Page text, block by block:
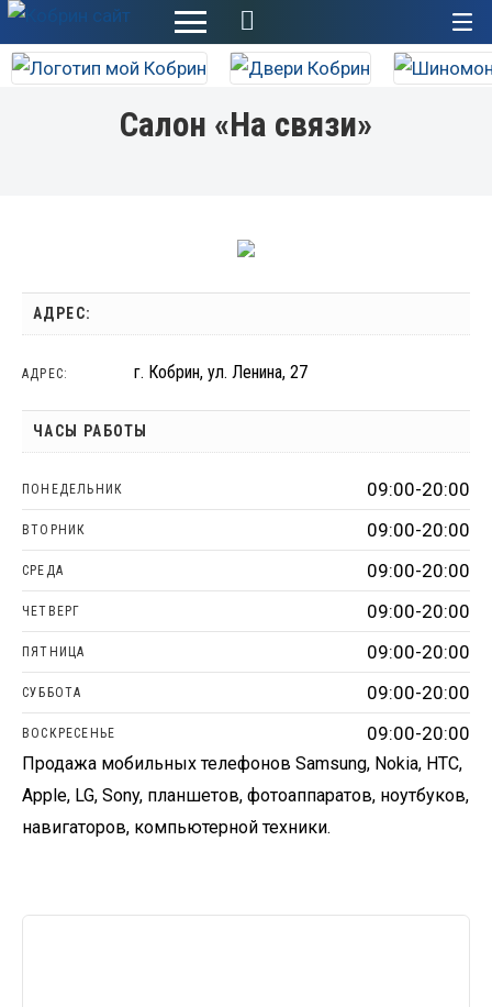
Салон «На связи»
АДРЕС:
АДРЕС: г. Кобрин, ул. Ленина, 27
ЧАСЫ РАБОТЫ
ПОНЕДЕЛЬНИК 09:00-20:00
ВТОРНИК 09:00-20:00
СРЕДА 09:00-20:00
ЧЕТВЕРГ 09:00-20:00
ПЯТНИЦА 09:00-20:00
СУББОТА 09:00-20:00
ВОСКРЕСЕНЬЕ 09:00-20:00
Продажа мобильных телефонов Samsung, Nokia, HTC,
Apple, LG, Sony, планшетов, фотоаппаратов, ноутбуков,
навигаторов, компьютерной техники.